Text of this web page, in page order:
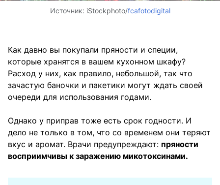
Источник: iStockphoto/fcafotodigital
Как давно вы покупали пряности и специи,
которые хранятся в вашем кухонном шкафу?
Расход у них, как правило, небольшой, так что
зачастую баночки и пакетики могут ждать своей
очереди для использования годами.
Однако у приправ тоже есть срок годности. И
дело не только в том, что со временем они теряют
вкус и аромат. Врачи предупреждают: пряности
восприимчивы к заражению микотоксинами.